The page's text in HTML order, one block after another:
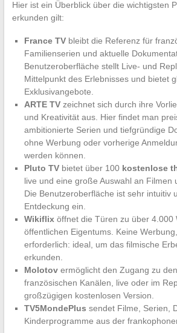
Hier ist ein Überblick über die wichtigsten
erkunden gilt:
France TVbleibt die Referenz für
Familienserien und aktuelle
Benutzeroberfläche stellt Live- und
Mittelpunkt des Erlebnisses und bietet
Exklusivangebote.
ARTE TVzeichnet sich durch ihre
und Kreativität aus. Hier findet man
ambitionierte Serien und tiefgründige
ohne Werbung oder vorherige
werden können.
Pluto TVbietet über 100 kostenlose
live und eine große Auswahl an Filmen
Die Benutzeroberfläche ist sehr intuitiv
Entdeckung ein.
Wikiflixöffnet die Türen zu über 4.000
öffentlichen Eigentums. Keine
erforderlich: ideal, um das filmische
erkunden.
Molotovermöglicht den Zugang zu
französischen Kanälen, live oder im
großzügigen kostenlosen Version.
TV5MondePlus sendet Filme, Serien,
Kinderprogramme aus der